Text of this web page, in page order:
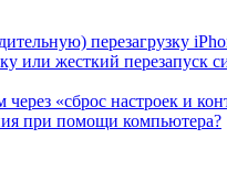
перезагрузку
или жесткий перезапуск
«сброс настроек и
при помощи компьютера?